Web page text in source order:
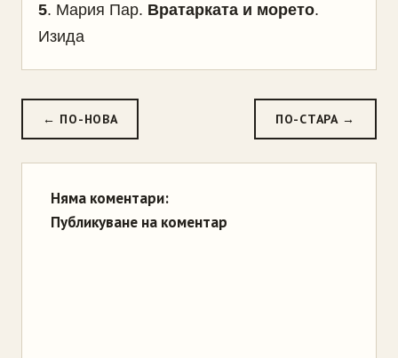
5. Мария Пар. Вратарката и морето.
Изида
← ПО-НОВА ПО-СТАРА →
Няма коментари:
Публикуване на коментар